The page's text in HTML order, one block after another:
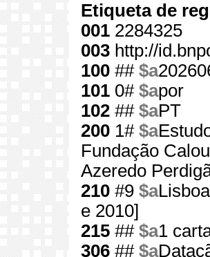
Etiqueta de
001 2284325
003 http://
100 ## $a
101 0# $apor
102 ## $aPT
200 1# $a
Fundação
Azeredo
210 #9 $aLisboa
e 2010]
215 ## $a1
306 ## $a